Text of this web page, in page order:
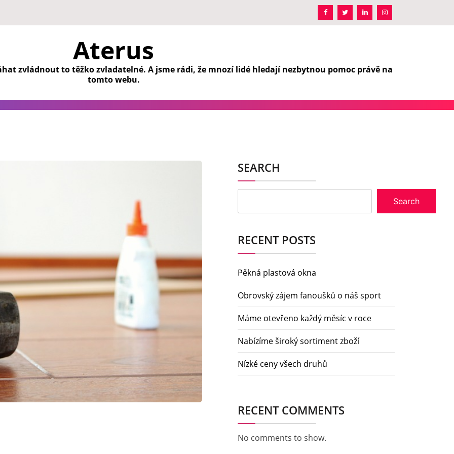
Aterus
zvládnout to těžko zvladatelné. A jsme rádi, že mnozí lidé hledají nezbytnou pomoc právě na
tomto webu.
SEARCH
Search
RECENT POSTS
Pěkná plastová okna
Obrovský zájem fanoušků o náš sport
Máme otevřeno každý měsíc v roce
Nabízíme široký sortiment zboží
Nízké ceny všech druhů
RECENT COMMENTS
No comments to show.